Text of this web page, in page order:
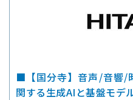
■【国分寺】音声/音響/
関する生成AIと基盤モデ